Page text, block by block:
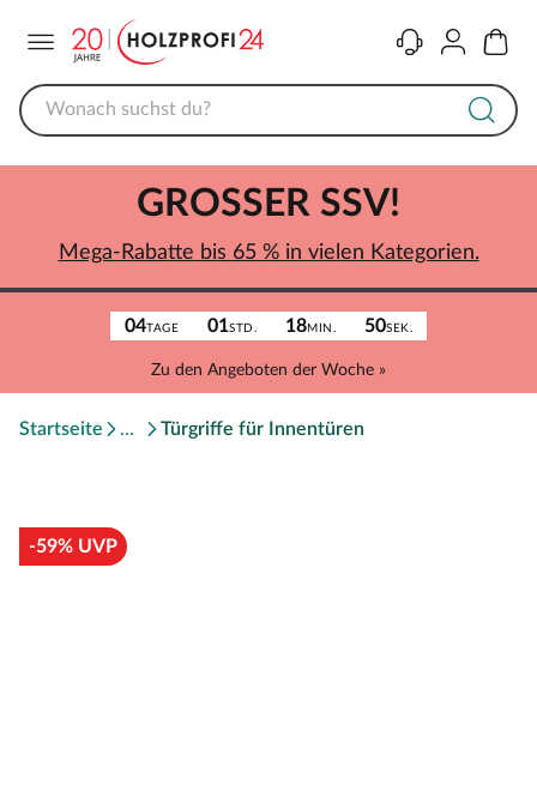
KontaktKonto
04TAGE 01STD. 18MIN. 50SEK.
Zu den Angeboten der Woche »
GROSSER SSV!
Mega-Rabatte bis 65 % in vielen Kategorien.
Startseite Türgriffe für Innentüren
-59% UVP